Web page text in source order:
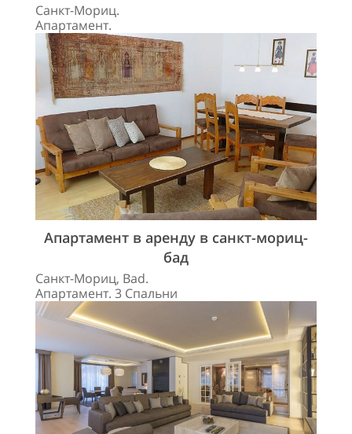
Санкт-Мориц.
Апартамент.
Апартамент в аренду в санкт-мориц-
бад
Санкт-Мориц, Bad.
Апартамент. 3 Спальни